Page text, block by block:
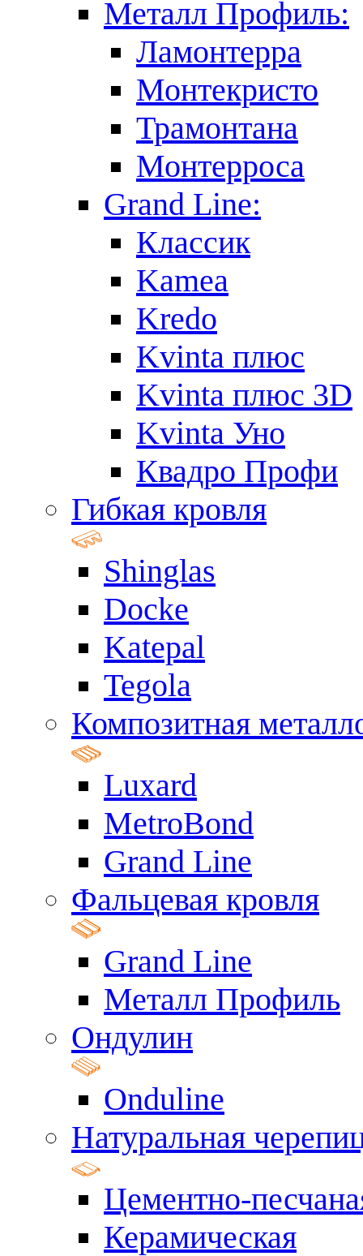
Металл Профиль:
Ламонтерра
Монтекристо
Трамонтана
Монтерроса
Grand Line:
Классик
Kamea
Kredo
Kvinta плюс
Kvinta плюс 3D
Kvinta Уно
Квадро Профи
Гибкая кровля
Shinglas
Docke
Katepal
Tegola
Композитная
Luxard
MetroBond
Grand Line
Фальцевая кровля
Grand Line
Металл Профиль
Ондулин
Onduline
Натуральная
Цементно-
Керамическая